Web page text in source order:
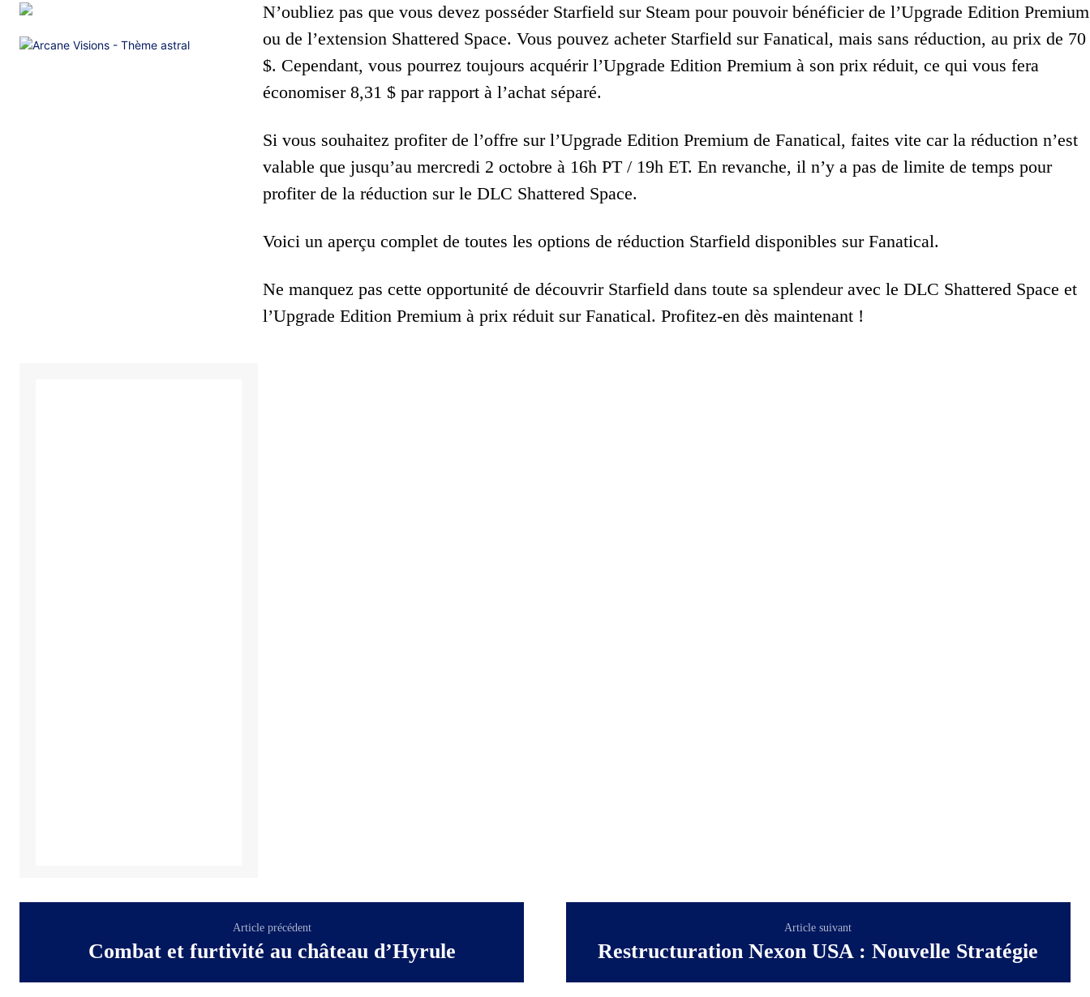
N’oubliez pas que vous devez posséder Starfield sur Steam pour pouvoir bénéficier de l’Upgrade Edition Premium
ou de l’extension Shattered Space. Vous pouvez acheter Starfield sur Fanatical, mais sans réduction, au prix de 70
$. Cependant, vous pourrez toujours acquérir l’Upgrade Edition Premium à son prix réduit, ce qui vous fera
économiser 8,31 $ par rapport à l’achat séparé.
Si vous souhaitez profiter de l’offre sur l’Upgrade Edition Premium de Fanatical, faites vite car la réduction n’est
valable que jusqu’au mercredi 2 octobre à 16h PT / 19h ET. En revanche, il n’y a pas de limite de temps pour
profiter de la réduction sur le DLC Shattered Space.
Voici un aperçu complet de toutes les options de réduction Starfield disponibles sur Fanatical.
Ne manquez pas cette opportunité de découvrir Starfield dans toute sa splendeur avec le DLC Shattered Space et
l’Upgrade Edition Premium à prix réduit sur Fanatical. Profitez-en dès maintenant !
Article précédent
Combat et furtivité au château d’Hyrule
Article suivant
Restructuration Nexon USA : Nouvelle Stratégie